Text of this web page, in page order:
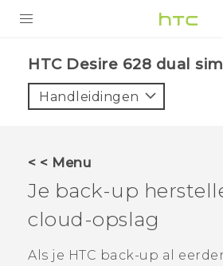
VIVE
AANBIEDINGEN
HTC Club
SUPPORT
HTC Desire 628 dual sim‎
Handleidingen
< < Menu
Je back-up
cloud-opslag
Als je HTC back-up al